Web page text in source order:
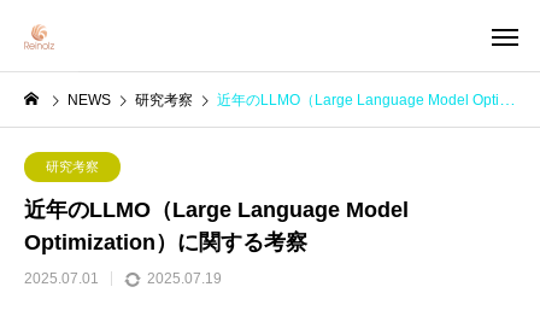
NEWS 研究考察 近年のLLMO（Large Language Model Optimization）に関する考察
研究考察
近年のLLMO（Large Language Model
Optimization）に関する考察
2025.07.01 2025.07.19